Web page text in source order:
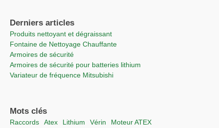
Derniers articles
Produits nettoyant et dégraissant
Fontaine de Nettoyage Chauffante
Armoires de sécurité
Armoires de sécurité pour batteries lithium
Variateur de fréquence Mitsubishi
Mots clés
raccords Atex lithium vérin
moteur ATEX